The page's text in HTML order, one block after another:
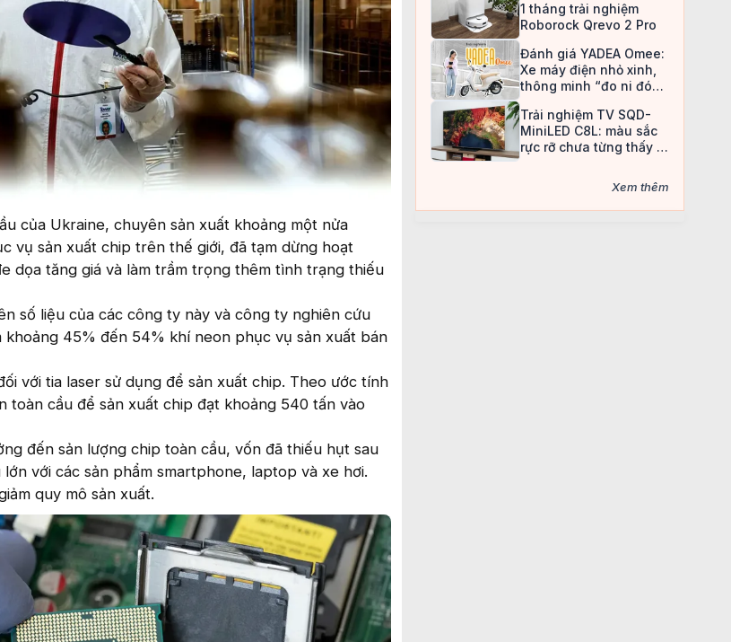
của Ukraine, chuyên sản xuất khoảng một nửa
vụ sản xuất chip trên thế giới, đã tạm dừng hoạt
dọa tăng giá và làm trầm trọng thêm tình trạng thiếu
số liệu của các công ty này và công ty nghiên cứu
45% đến 54% khí neon phục vụ sản xuất bán
với tia laser sử dụng để sản xuất chip. Theo ước tính
toàn cầu để sản xuất chip đạt khoảng 540 tấn vào
đến sản lượng chip toàn cầu, vốn đã thiếu hụt sau
với các sản phẩm smartphone, laptop và xe hơi.
quy mô sản xuất.
1 tháng trải nghiệm
Roborock Qrevo 2 Pro
Đánh giá YADEA Omee:
Xe máy điện nhỏ xinh,
thông minh “đo ni đóng
Trải nghiệm TV SQD-
MiniLED C8L: màu sắc
rực rỡ chưa từng thấy ở
Xem thêm